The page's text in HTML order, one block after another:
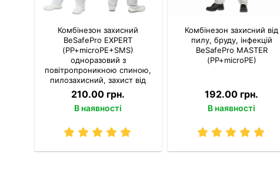
Комбінезон захисний
BeSafePro EXPERT
(PP+microPE+SMS)
одноразовий з
повітропроникною спиною,
пилозахисний, захист від
бризок рідких хімікатів
210.00 грн.
В наявності
Комбінезон захисний від
пилу, бруду, інфекцій
BeSafePro MASTER
(PP+microPE)
192.00 грн.
В наявності